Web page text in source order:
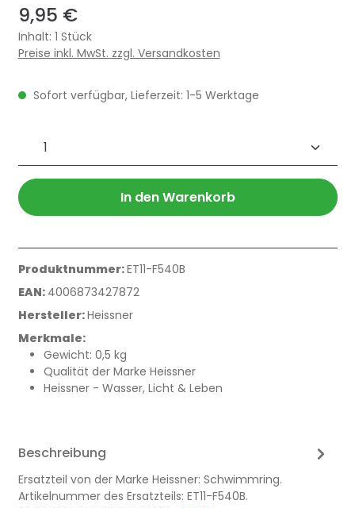
9,95 €
Inhalt: 1 Stück
Preise inkl. MwSt. zzgl. Versandkosten
Sofort verfügbar, Lieferzeit: 1-5 Werktage
Produkt Anzahl: Gib den
In den Warenkorb
Produktnummer:ET11-F540B
EAN: 4006873427872
Hersteller:Heissner
Merkmale:
Gewicht: 0,5 kg
Qualität der Marke Heissner
Heissner - Wasser, Licht & Leben
Beschreibung
Ersatzteil von der Marke Heissner: Schwimmring.
Artikelnummer des Ersatzteils: ET11-F540B.